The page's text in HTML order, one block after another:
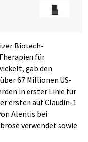
Biotech-
für
gab den
über 67 Millionen US-
in erster Linie für
ersten auf Claudin-1
Alentis bei
verwendet sowie